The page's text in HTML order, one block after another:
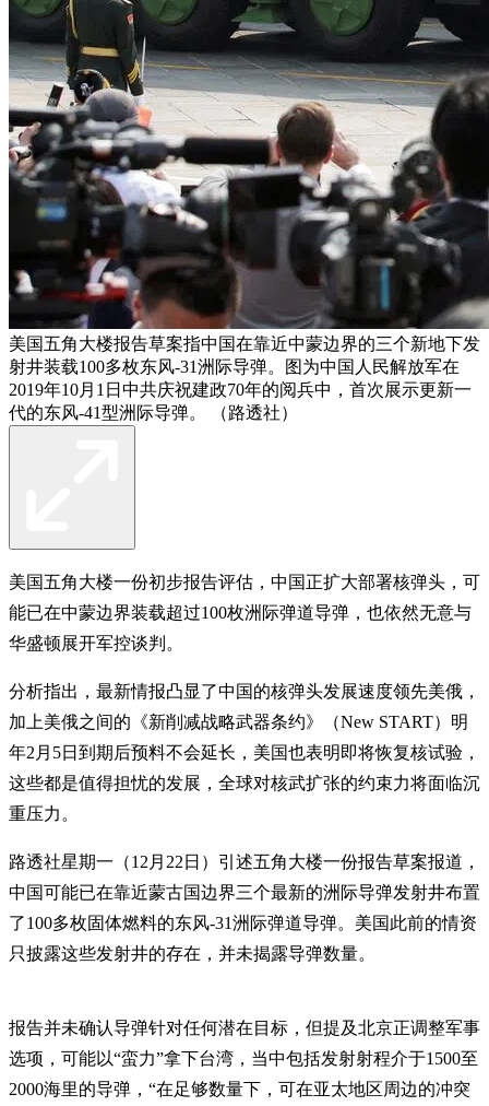
美国五角大楼报告草案指中国在靠近中蒙边界的三个新地下发
射井装载100多枚东风-31洲际导弹。图为中国人民解放军在
2019年10月1日中共庆祝建政70年的阅兵中，首次展示更新一
代的东风-41型洲际导弹。 （路透社）
美国五角大楼一份初步报告评估，中国正扩大部署核弹头，可
能已在中蒙边界装载超过100枚洲际弹道导弹，也依然无意与
华盛顿展开军控谈判。
分析指出，最新情报凸显了中国的核弹头发展速度领先美俄，
加上美俄之间的《新削减战略武器条约》（New START）明
年2月5日到期后预料不会延长，美国也表明即将恢复核试验，
这些都是值得担忧的发展，全球对核武扩张的约束力将面临沉
重压力。
路透社星期一（12月22日）引述五角大楼一份报告草案报道，
中国可能已在靠近蒙古国边界三个最新的洲际导弹发射井布置
了100多枚固体燃料的东风-31洲际弹道导弹。美国此前的情资
只披露这些发射井的存在，并未揭露导弹数量。
报告并未确认导弹针对任何潜在目标，但提及北京正调整军事
选项，可能以“蛮力”拿下台湾，当中包括发射射程介于1500至
2000海里的导弹，“在足够数量下，可在亚太地区周边的冲突